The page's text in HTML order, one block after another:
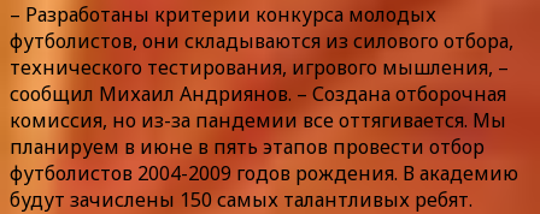
– Разработаны критерии конкурса молодых
футболистов, они складываются из силового отбора,
технического тестирования, игрового мышления, –
сообщил Михаил Андриянов. – Создана отборочная
комиссия, но из-за пандемии все оттягивается. Мы
планируем в июне в пять этапов провести отбор
футболистов 2004-2009 годов рождения. В академию
будут зачислены 150 самых талантливых ребят.